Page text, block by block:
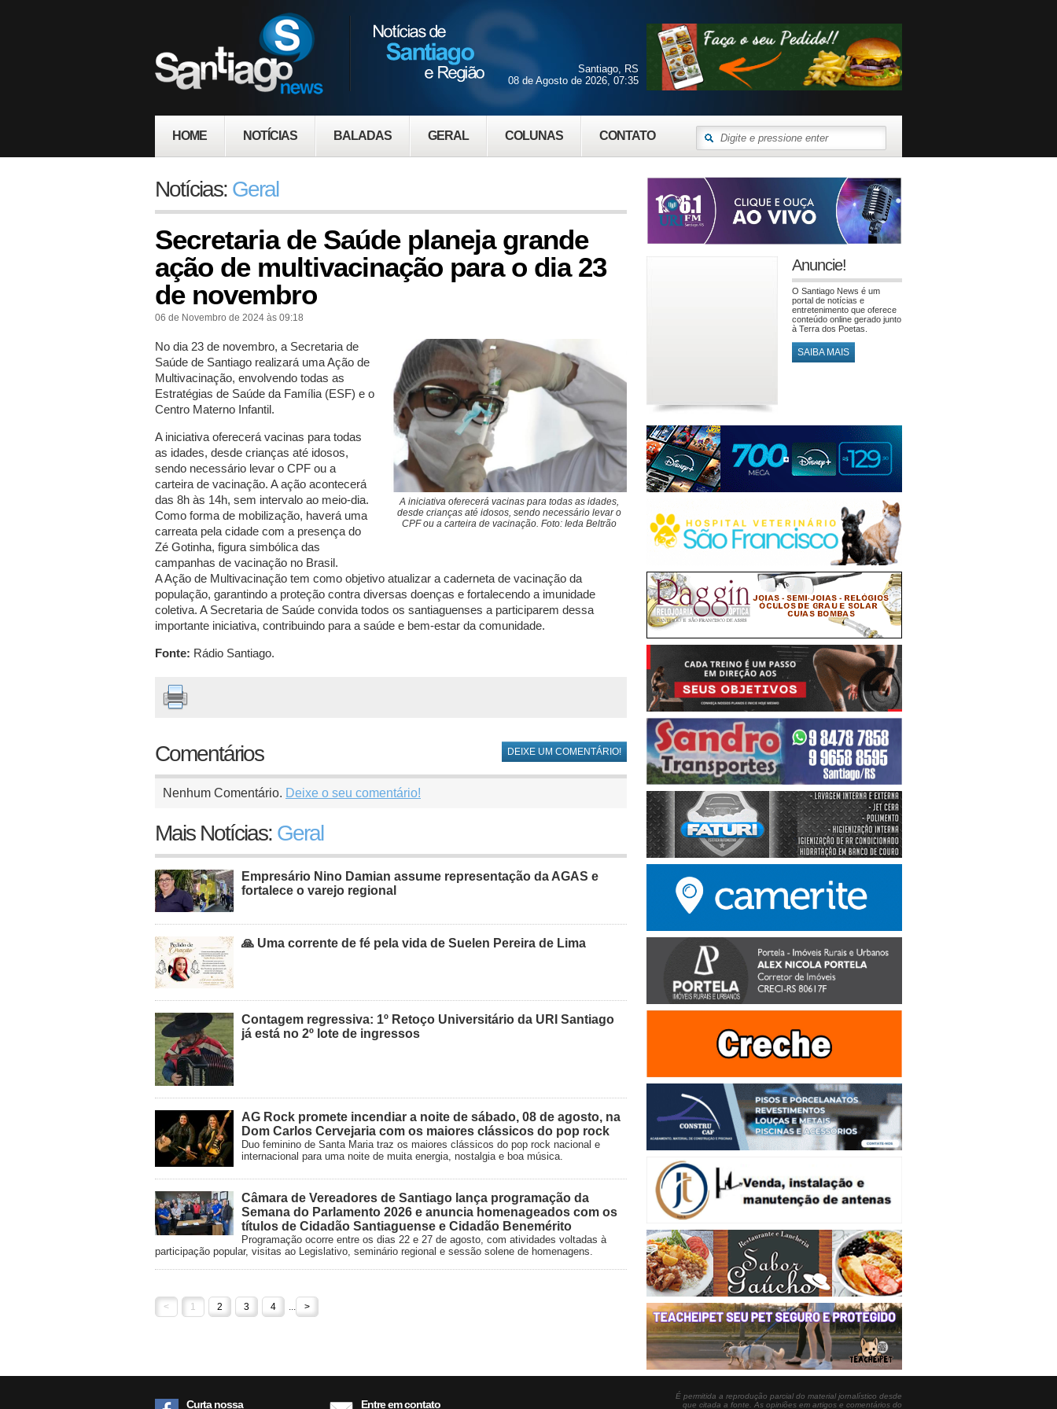
HOME NOTÍCIAS BALADAS GERAL COLUNAS CONTATO
Santiago, RS
08 de Agosto de 2026, 07:35
Notícias: Geral
Secretaria de Saúde planeja grande
ação de multivacinação para o dia 23
de novembro
06 de Novembro de 2024 às 09:18
A iniciativa oferecerá vacinas para todas as idades,
desde crianças até idosos, sendo necessário levar o
CPF ou a carteira de vacinação. Foto: Ieda Beltrão
No dia 23 de novembro, a Secretaria de
Saúde de Santiago realizará uma Ação de
Multivacinação, envolvendo todas as
Estratégias de Saúde da Família (ESF) e o
Centro Materno Infantil.
A iniciativa oferecerá vacinas para todas
as idades, desde crianças até idosos,
sendo necessário levar o CPF ou a
carteira de vacinação. A ação acontecerá
das 8h às 14h, sem intervalo ao meio-dia.
Como forma de mobilização, haverá uma
carreata pela cidade com a presença do
Zé Gotinha, figura simbólica das
campanhas de vacinação no Brasil.
A Ação de Multivacinação tem como objetivo atualizar a caderneta de vacinação da
população, garantindo a proteção contra diversas doenças e fortalecendo a imunidade
coletiva. A Secretaria de Saúde convida todos os santiaguenses a participarem dessa
importante iniciativa, contribuindo para a saúde e bem-estar da comunidade.
Fonte: Rádio Santiago.
Comentários DEIXE UM COMENTÁRIO!
Nenhum Comentário. Deixe o seu comentário!
Mais Notícias: Geral
Empresário Nino Damian assume representação da AGAS e
fortalece o varejo regional
🙏 Uma corrente de fé pela vida de Suelen Pereira de Lima
Contagem regressiva: 1º Retoço Universitário da URI Santiago
já está no 2º lote de ingressos
AG Rock promete incendiar a noite de sábado, 08 de agosto, na
Dom Carlos Cervejaria com os maiores clássicos do pop rock
Duo feminino de Santa Maria traz os maiores clássicos do pop rock nacional e
internacional para uma noite de muita energia, nostalgia e boa música.
Câmara de Vereadores de Santiago lança programação da
Semana do Parlamento 2026 e anuncia homenageados com os
títulos de Cidadão Santiaguense e Cidadão Benemérito
Programação ocorre entre os dias 22 e 27 de agosto, com atividades voltadas à
participação popular, visitas ao Legislativo, seminário regional e sessão solene de homenagens.
< 1 2 3 4 >
Anuncie!
O Santiago News é um
portal de notícias e
entretenimento que oferece
conteúdo online gerado junto
à Terra dos Poetas.
SAIBA MAIS
Curta nossa Entre em contato
É permitida a reprodução parcial do material jornalístico desde
que citada a fonte. As opiniões em artigos e comentários do